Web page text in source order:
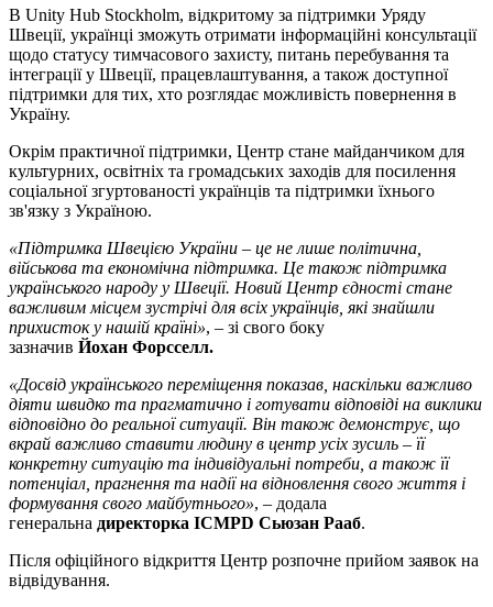
В Unity Hub Stockholm, відкритому за підтримки Уряду
Швеції, українці зможуть отримати інформаційні консультації
щодо статусу тимчасового захисту, питань перебування та
інтеграції у Швеції, працевлаштування, а також доступної
підтримки для тих, хто розглядає можливість повернення в
Україну.
Окрім практичної підтримки, Центр стане майданчиком для
культурних, освітніх та громадських заходів для посилення
соціальної згуртованості українців та підтримки їхнього
зв'язку з Україною.
«Підтримка Швецією України – це не лише політична,
військова та економічна підтримка. Це також підтримка
українського народу у Швеції. Новий Центр єдності стане
важливим місцем зустрічі для всіх українців, які знайшли
прихистоку нашій країні», – зі свого боку
зазначив Йохан Форсселл.
«Досвід українського переміщення показав, наскільки важливо
діяти швидко та прагматично і готувати відповіді на виклики
відповідно до реальної ситуації. Він також демонструє, що
вкрай важливо ставити людину в центр усіх зусиль – її
конкретну ситуацію та індивідуальні потреби, а також її
потенціал, прагнення та надії на відновлення свого життя і
формування свого майбутнього», – додала
генеральна директорка ICMPD Сьюзан Рааб.
Після офіційного відкриття Центр розпочне прийом заявок на
відвідування.